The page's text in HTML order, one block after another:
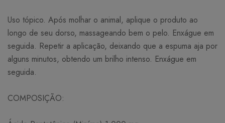
Uso tópico. Após molhar o animal, aplique o produto ao
longo de seu dorso, massageando bem o pelo. Enxágue em
seguida. Repetir a aplicação, deixando que a espuma aja por
alguns minutos, obtendo um brilho intenso. Enxágue em
seguida.
COMPOSIÇÃO: